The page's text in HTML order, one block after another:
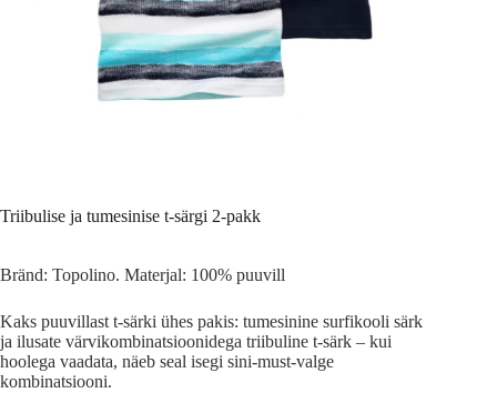
Triibulise ja tumesinise t-särgi 2-pakk
Bränd: Topolino. Materjal: 100% puuvill
Kaks puuvillast t-särki ühes pakis: tumesinine surfikooli särk
ja ilusate värvikombinatsioonidega triibuline t-särk – kui
hoolega vaadata, näeb seal isegi sini-must-valge
kombinatsiooni.